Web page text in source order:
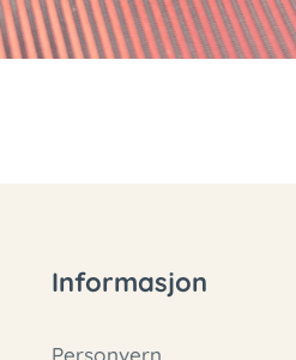
Informasjon
Personvern